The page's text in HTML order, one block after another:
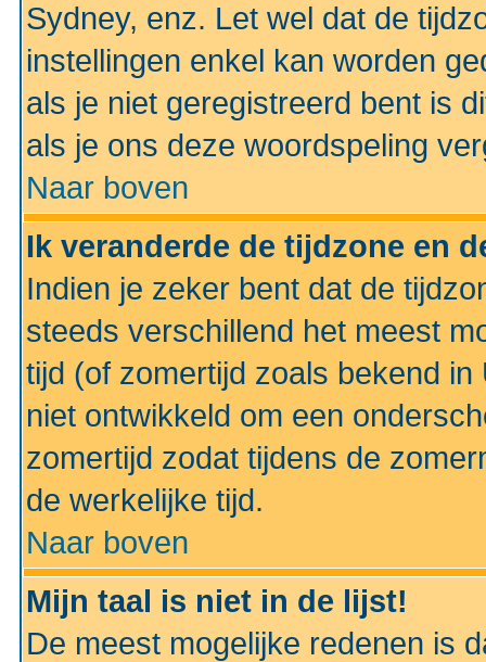
Sydney, enz. Let wel dat de
instellingen enkel kan worden
als je niet geregistreerd bent is
als je ons deze woordspeling
Naar boven
Ik veranderde de tijdzone en
Indien je zeker bent dat de
steeds verschillend het meest
tijd (of zomertijd zoals bekend
niet ontwikkeld om een
zomertijd zodat tijdens de
de werkelijke tijd.
Naar boven
Mijn taal is niet in de lijst!
De meest mogelijke redenen is